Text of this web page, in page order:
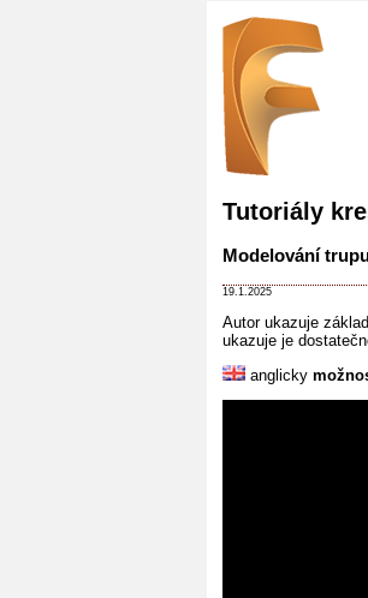
Tutoriály
Modelování
19.1.2025
Autor ukazuje
ukazuje je
anglicky